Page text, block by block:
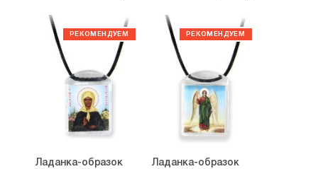
Ладанка-образок
Ладанка-образок